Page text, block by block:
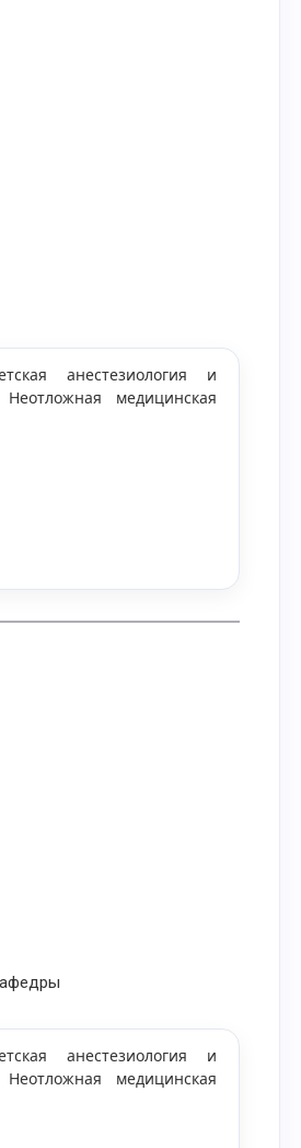
анестезиология и
медицинская
анестезиология и
медицинская